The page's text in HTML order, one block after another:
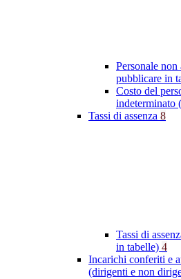
Personale
pubblicare in
Costo del
indeterminato
Tassi di assenza 8
Tassi di
in tabelle) 4
Incarichi conferiti e
(dirigenti e non